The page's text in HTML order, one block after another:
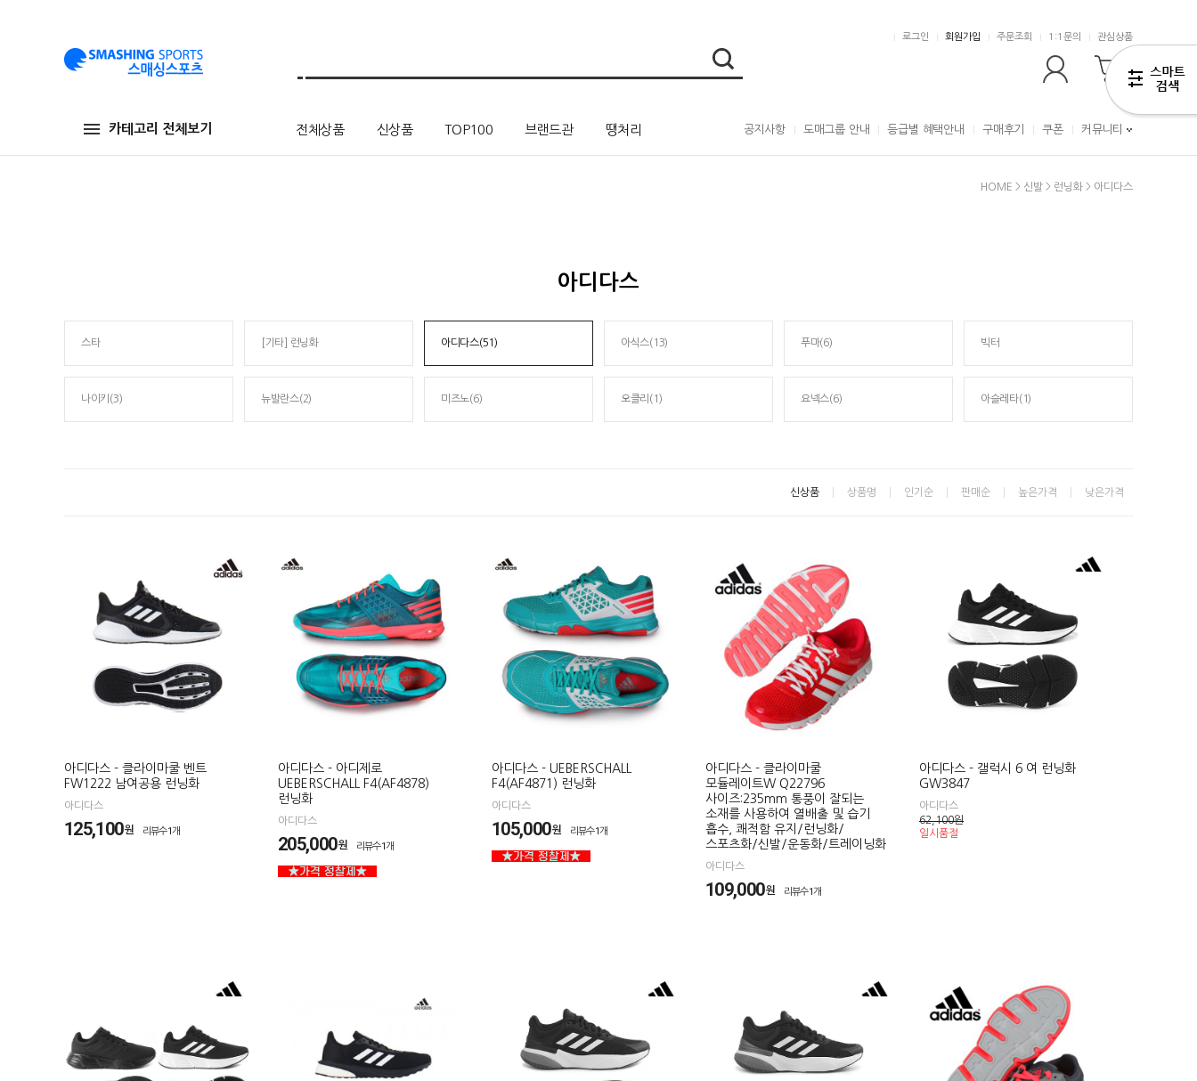
로그인 회원가입 주문조회 1:1문의 관심상품
카테고리 전체보기 전체상품 신상품 TOP100 브랜드관 땡처리 공지사항 도매그룹 안내 등급별 혜택안내 구매후기 쿠폰 커뮤니티
HOME > 신발 > 런닝화 > 아디다스
아디다스
스타 [기타] 런닝화 아디다스(51) 아식스(13) 푸마(6) 빅터
나이키(3) 뉴발란스(2) 미즈노(6) 오클리(1) 요넥스(6) 아슬레타(1)
신상품 상품명 인기순 판매순 높은가격 낮은가격
아디다스 - 클라이마쿨 벤트
FW1222 남여공용 런닝화
아디다스
125,100원 리뷰수1개
아디다스 - 아디제로
UEBERSCHALL F4(AF4878)
런닝화
아디다스
205,000원 리뷰수1개
아디다스 - UEBERSCHALL
F4(AF4871) 런닝화
아디다스
105,000원 리뷰수1개
아디다스 - 클라이마쿨
모듈레이트W Q22796
사이즈:235mm 통풍이 잘되는
소재를 사용하여 열배출 및 습기
흡수, 쾌적함 유지/런닝화/
스포츠화/신발/운동화/트레이닝화
아디다스
109,000원 리뷰수1개
아디다스 - 갤럭시 6 여 런닝화
GW3847
아디다스
62,100원
일시품절